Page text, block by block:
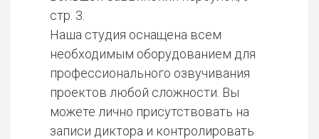
стр. 3.
Наша студия оснащена всем
необходимым оборудованием для
профессионального озвучивания
проектов любой сложности. Вы
можете лично присутствовать на
записи диктора и контролировать